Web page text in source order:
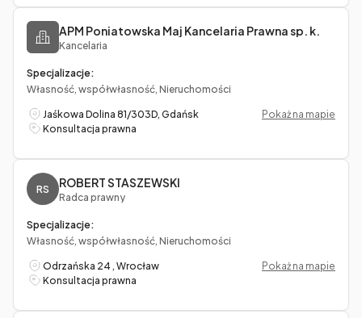
APM Poniatowska Maj Kancelaria Prawna sp. k.
Kancelaria
Specjalizacje:
Własność, współwłasność, Nieruchomości
Jaśkowa Dolina 81/303D, Gdańsk
Pokaż na mapie
Konsultacja prawna
RS ROBERT STASZEWSKI
Radca prawny
Specjalizacje:
Własność, współwłasność, Nieruchomości
Odrzańska 24 , Wrocław
Pokaż na mapie
Konsultacja prawna